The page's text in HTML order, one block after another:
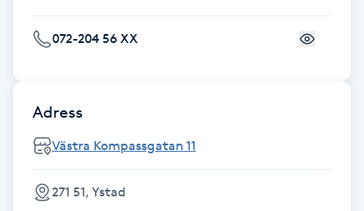
Frisör
Färgning
Föning
072-204 56 XX
Adress
Västra Kompassgatan 11
271 51, Ystad